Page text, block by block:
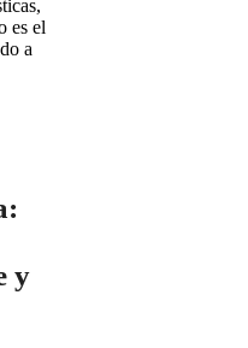
es el
a
y